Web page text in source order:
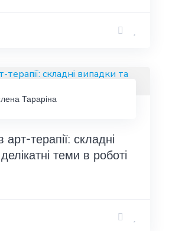
Тараріна
арт-терапії: складні
теми в роботі